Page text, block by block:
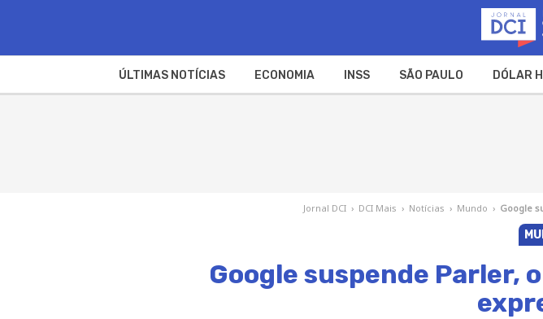
ÚLTIMAS NOTÍCIAS ECONOMIA INSS SÃO PAULO DÓLAR
Jornal DCI › DCI Mais › Notícias › Mundo › Google
Google suspende Parler,